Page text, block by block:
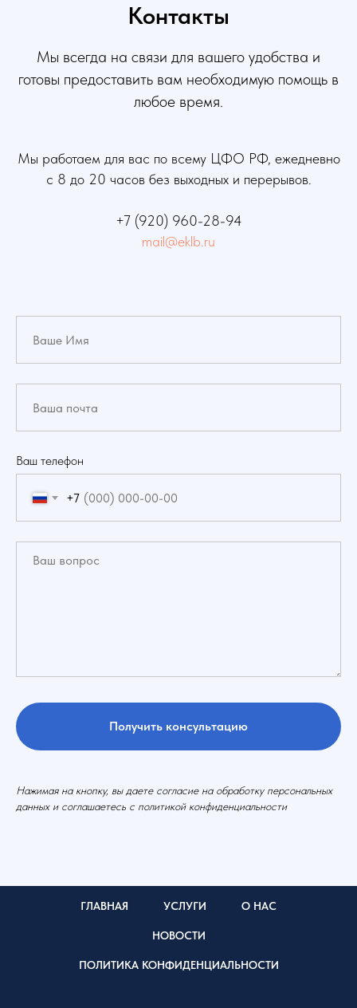
Контакты
Мы всегда на связи для вашего удобства и
готовы предоставить вам необходимую помощь в
любое время.
Мы работаем для вас по всему ЦФО РФ, ежедневно
с 8 до 20 часов без выходных и перерывов.
+7 (920) 960-28-94
mail@eklb.ru
Ваш телефон
+7
Получить консультацию
Нажимая на кнопку, вы даете согласие на обработку персональных
данных и соглашаетесь c политикой конфиденциальности
ГЛАВНАЯ УСЛУГИ О НАС
НОВОСТИ
ПОЛИТИКА КОНФИДЕНЦИАЛЬНОСТИ